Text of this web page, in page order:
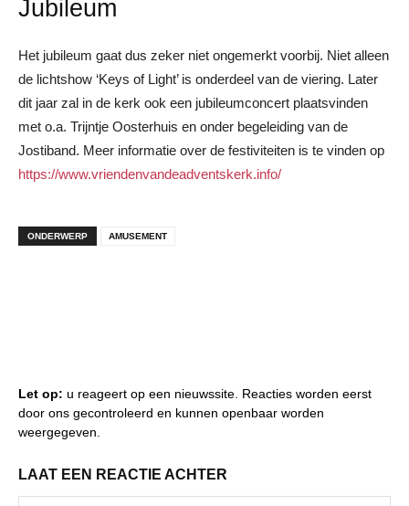
Jubileum
Het jubileum gaat dus zeker niet ongemerkt voorbij. Niet alleen
de lichtshow ‘Keys of Light’ is onderdeel van de viering. Later
dit jaar zal in de kerk ook een jubileumconcert plaatsvinden
met o.a. Trijntje Oosterhuis en onder begeleiding van de
Jostiband. Meer informatie over de festiviteiten is te vinden op
https://www.vriendenvandeadventskerk.info/
ONDERWERP AMUSEMENT
Let op: u reageert op een nieuwssite. Reacties worden eerst
door ons gecontroleerd en kunnen openbaar worden
weergegeven.
LAAT EEN REACTIE ACHTER